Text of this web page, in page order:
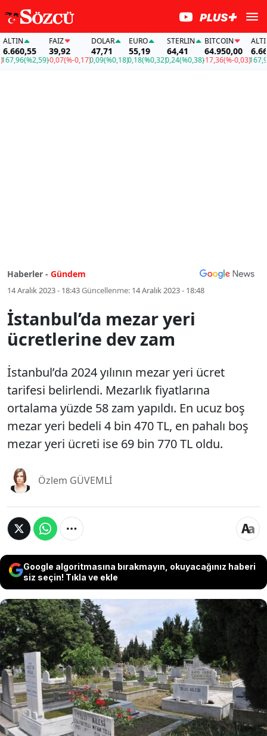
(%2,59)
FAİZ
39,92
-0,07(%-0,17)
DOLAR
47,71
0,09(%0,18)
EURO
55,19
0,18(%0,32)
STERLIN
64,41
0,24(%0,38)
BITCOIN
64.950,00
-17,36(%-0,03)
ALTIN
167,96
Haberler - Gündem
14 Aralık 2023 - 18:43Güncellenme: 14 Aralık 2023 - 18:48
İstanbul’da mezar yeri
ücretlerine dev zam
İstanbul’da 2024 yılının mezar yeri ücret
tarifesi belirlendi. Mezarlık fiyatlarına
ortalama yüzde 58 zam yapıldı. En ucuz boş
mezar yeri bedeli 4 bin 470 TL, en pahalı boş
mezar yeri ücreti ise 69 bin 770 TL oldu.
Özlem GÜVEMLİ
Google algoritmasına bırakmayın, okuyacağınız haberi
siz seçin! Tıkla ve ekle
İstanbul’da 2024 yılının mezar yeri ücret
tarifesi belirlendi. Mezarlık fiyatlarına
ortalama yüzde 58 zam yapıldı. En ucuz boş
mezar yeri bedeli 4 bin 470 TL, en pahalı boş
mezar yeri ücreti ise 69 bin 770 TL oldu.